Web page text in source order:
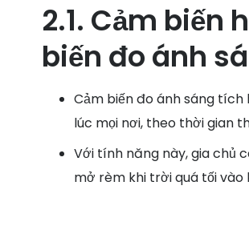
2.1. Cảm biến
biến đo ánh
Cảm biến đo ánh sáng
lúc mọi nơi, theo thời gian
Với tính năng này, gia chủ
mở rèm khi trời quá tối vào